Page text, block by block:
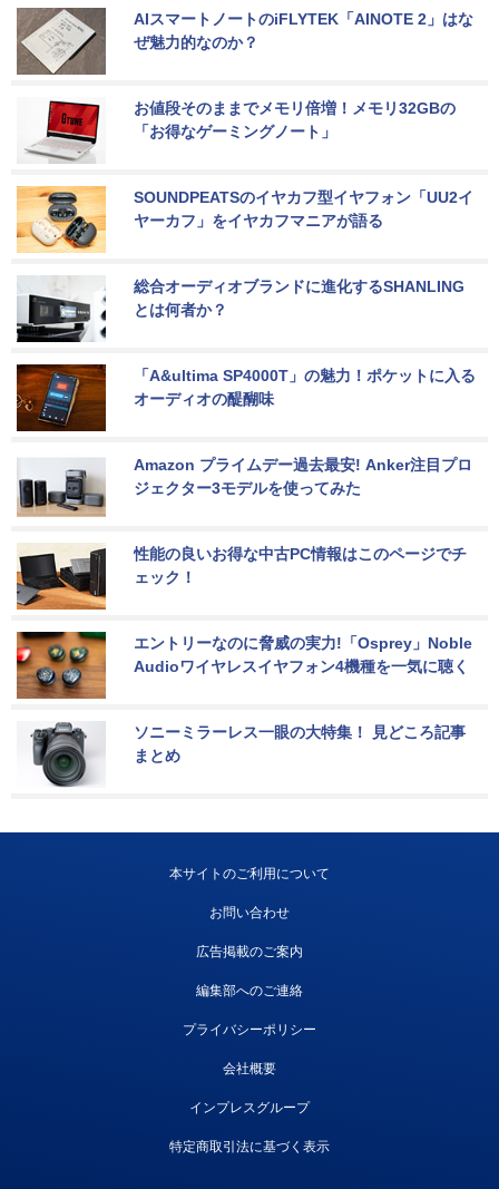
AIスマートノートのiFLYTEK「AINOTE 2」はな
ぜ魅力的なのか？
お値段そのままでメモリ倍増！メモリ32GBの
「お得なゲーミングノート」
SOUNDPEATSのイヤカフ型イヤフォン「UU2イ
ヤーカフ」をイヤカフマニアが語る
総合オーディオブランドに進化するSHANLING
とは何者か？
「A&ultima SP4000T」の魅力！ポケットに入る
オーディオの醍醐味
Amazon プライムデー過去最安! Anker注目プロ
ジェクター3モデルを使ってみた
性能の良いお得な中古PC情報はこのページでチ
ェック！
エントリーなのに脅威の実力!「Osprey」Noble
Audioワイヤレスイヤフォン4機種を一気に聴く
ソニーミラーレス一眼の大特集！ 見どころ記事
まとめ
本サイトのご利用について
お問い合わせ
広告掲載のご案内
編集部へのご連絡
プライバシーポリシー
会社概要
インプレスグループ
特定商取引法に基づく表示